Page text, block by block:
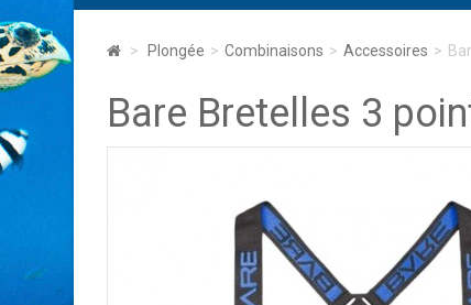
> Plongée > Combinaisons > Accessoires >
Bare Bretelles 3